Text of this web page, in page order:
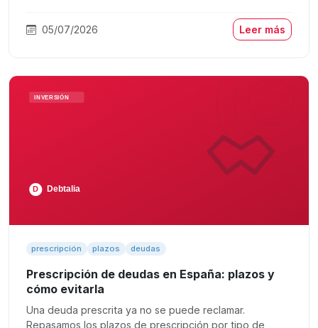
05/07/2026 Leer más
prescripción plazos deudas
Prescripción de deudas en España: plazos y
cómo evitarla
Una deuda prescrita ya no se puede reclamar.
Repasamos los plazos de prescripción por tipo de